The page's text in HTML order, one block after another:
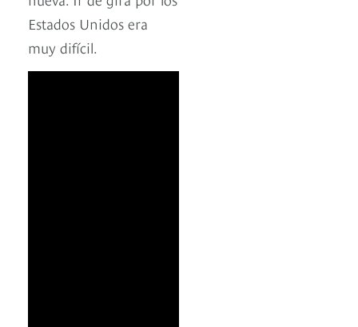
Estados Unidos era
muy difícil.